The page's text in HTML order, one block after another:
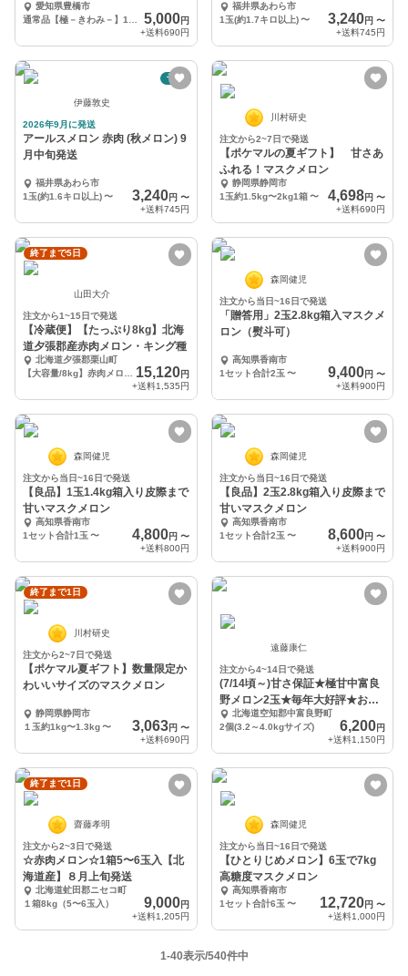
愛知県豊橋市
5,000円
+送料690円
福井県あわら市
1玉(約1.7キロ以上) 〜 3,240円 〜
+送料745円
予約
伊藤敦史
2026年9月に発送
アールスメロン 赤肉 (秋メロン) 9
月中旬発送
福井県あわら市
1玉(約1.6キロ以上)〜 3,240円 〜
+送料745円
川村研史
注文から2~7日で発送
【ポケマルの夏ギフト】 甘さあ
ふれる！マスクメロン
静岡県静岡市
1玉約1.5kg〜2kg1箱 〜 4,698円 〜
+送料690円
終了まで5日
山田大介
注文から1~15日で発送
【冷蔵便】【たっぷり8kg】北海
道夕張郡産赤肉メロン・キング種
北海道夕張郡栗山町
15,120円
+送料1,535円
森岡健児
注文から当日~16日で発送
「贈答用」2玉2.8kg箱入マスクメ
ロン（熨斗可）
高知県香南市
1セット合計2玉 〜 9,400円 〜
+送料900円
森岡健児
注文から当日~16日で発送
【良品】1玉1.4kg箱入り皮際まで
甘いマスクメロン
高知県香南市
1セット合計1玉 〜 4,800円 〜
+送料800円
森岡健児
注文から当日~16日で発送
【良品】2玉2.8kg箱入り皮際まで
甘いマスクメロン
高知県香南市
1セット合計2玉 〜 8,600円 〜
+送料900円
終了まで1日
川村研史
注文から2~7日で発送
【ポケマル夏ギフト】数量限定か
わいいサイズのマスクメロン
静岡県静岡市
１玉約1kg〜1.3kg〜 3,063円 〜
+送料690円
遠藤康仁
注文から4~14日で発送
(7/14頃～)甘さ保証★極甘中富良
野メロン2玉★毎年大好評★お中
元やギフト可
北海道空知郡中富良野町
2個(3.2～4.0kgサイズ)
6,200円
+送料1,150円
終了まで1日
齋藤孝明
注文から2~3日で発送
☆赤肉メロン☆1箱5〜6玉入【北
海道産】８月上旬発送
北海道虻田郡ニセコ町
１箱8kg（5〜6玉入）
9,000円
+送料1,205円
森岡健児
注文から当日~16日で発送
【ひとりじめメロン】6玉で7kg
高糖度マスクメロン
高知県香南市
1セット合計6玉 〜 12,720円 〜
+送料1,000円
1-40表示/540件中